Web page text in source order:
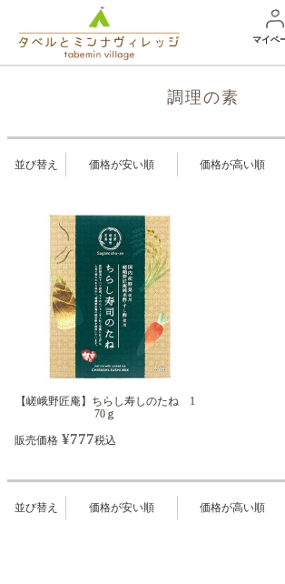
マイペ
調理の素
並び替え 価格が安い順 価格が高い順
【嵯峨野匠庵】ちらし寿しのたね 1
70ｇ
販売価格 ¥777税込
並び替え 価格が安い順 価格が高い順